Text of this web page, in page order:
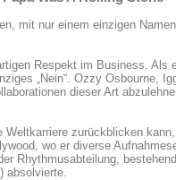
mit nur einem einzigen
Respekt im Business.
„Nein“. Ozzy Osbourne,
dieser Art
Weltkarriere zurückblicken
wo er diverse
Rhythmusabteilung,
absolvierte.